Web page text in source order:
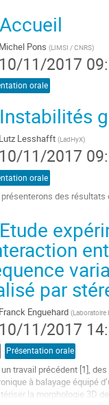
Accueil
Michel Pons (LIMSI / CNRS)
10/11/2017
orale
Instabilités
Lutz Lesshafft (LadHyX)
10/11/2017
orale
des
Etude
par
Franck Enguehard (Laboratoire
10/11/2017
Présentation orale
travail précédent [1],
à balayage équipé
la morphologie 3D